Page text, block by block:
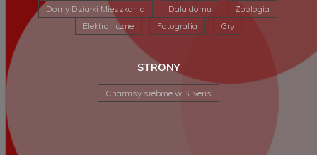
Domy Działki Mieszkania Dala domu
Zoologia
Elektroniczne
Fotografia Gry
STRONY
Charmsy srebrne w Silveris